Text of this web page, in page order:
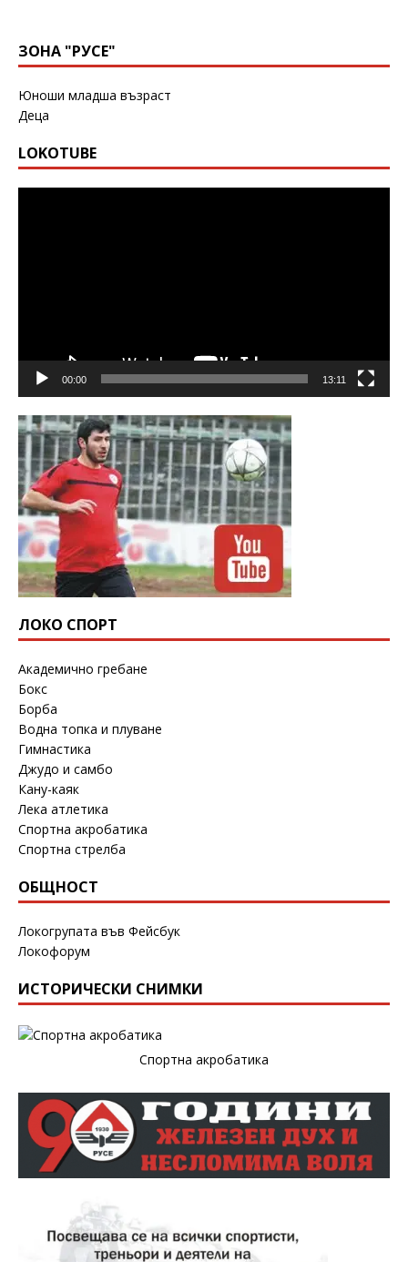
ЗОНА "РУСЕ"
Юноши младша възраст
Деца
LOKOTUBE
00:00 13:11
ЛОКО СПОРТ
Академично гребане
Бокс
Борба
Водна топка и плуване
Гимнастика
Джудо и самбо
Кану-каяк
Лека атлетика
Спортна акробатика
Спортна стрелба
ОБЩНОСТ
Локогрупата във Фейсбук
Локофорум
ИСТОРИЧЕСКИ СНИМКИ
Спортна акробатика